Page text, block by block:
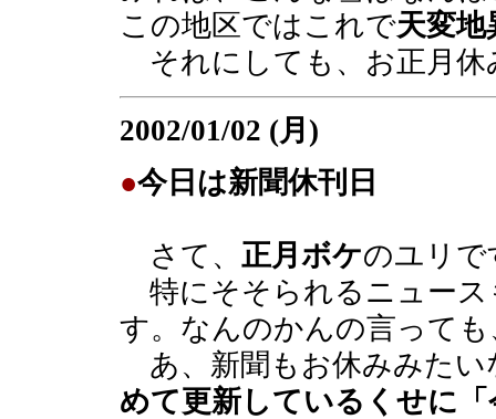
この地区ではこれで天変地
それにしても、お正月休
2002/01/02 (月)
●今日は新聞休刊日
さて、 正月ボケのユリで
特にそそられるニュース
す。なんのかんの言って
あ、新聞もお休みみたい
めて更新しているくせに